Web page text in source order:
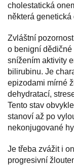
cholestatická
některá
Zvláštní
o benigní
snížením aktivity
bilirubinu. Je
epizodami mírné
dehydratací,
Tento stav
stanoví až po
nekonjugované
Je třeba zvážit i
progresivní